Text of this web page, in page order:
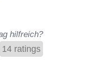
hilfreich?
14 ratings